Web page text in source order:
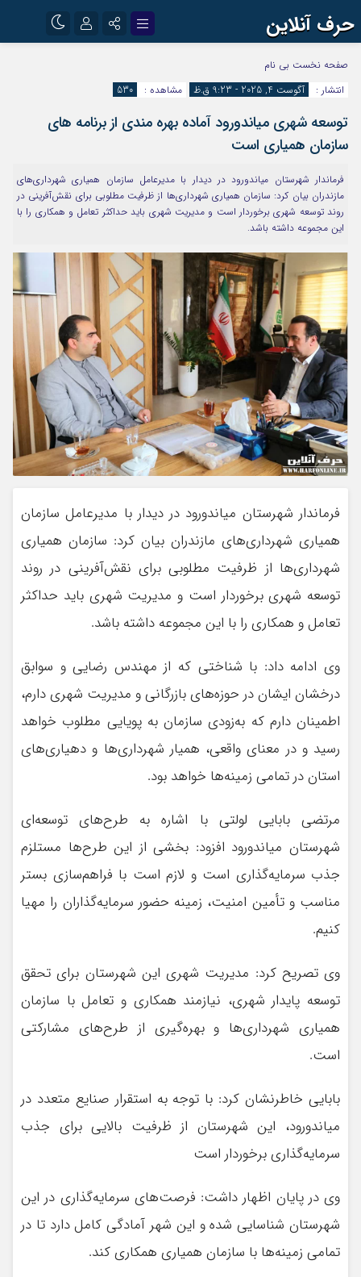
حرف آنلاین
اینستاگرام
آپارات
رمز عبور
مرا به خاطر بسپار
صفحه نخست بی نام
انتشار :
آگوست 4, 2025 - 9:23 ق.ظ مشاهده : 530
توسعه شهری میاندورود آماده بهره مندی از برنامه های
سازمان همیاری است
فرماندار شهرستان میاندورود در دیدار با مدیرعامل سازمان همیاری شهرداری‌های
مازندران بیان کرد: سازمان همیاری شهرداری‌ها از ظرفیت مطلوبی برای نقش‌آفرینی در
روند توسعه شهری برخوردار است و مدیریت شهری باید حداکثر تعامل و همکاری را با
این مجموعه داشته باشد.
فرماندار شهرستان میاندورود در دیدار با مدیرعامل سازمان
همیاری شهرداری‌های مازندران بیان کرد: سازمان همیاری
شهرداری‌ها از ظرفیت مطلوبی برای نقش‌آفرینی در روند
توسعه شهری برخوردار است و مدیریت شهری باید حداکثر
تعامل و همکاری را با این مجموعه داشته باشد.
وی ادامه داد: با شناختی که از مهندس رضایی و سوابق
درخشان ایشان در حوزه‌های بازرگانی و مدیریت شهری دارم،
اطمینان دارم که به‌زودی سازمان به پویایی مطلوب خواهد
رسید و در معنای واقعی، همیار شهرداری‌ها و دهیاری‌های
استان در تمامی زمینه‌ها خواهد بود.
مرتضی بابایی لولتی با اشاره به طرح‌های توسعه‌ای
شهرستان میاندورود افزود: بخشی از این طرح‌ها مستلزم
جذب سرمایه‌گذاری است و لازم است با فراهم‌سازی بستر
مناسب و تأمین امنیت، زمینه حضور سرمایه‌گذاران را مهیا
کنیم.
وی تصریح کرد: مدیریت شهری این شهرستان برای تحقق
توسعه پایدار شهری، نیازمند همکاری و تعامل با سازمان
همیاری شهرداری‌ها و بهره‌گیری از طرح‌های مشارکتی
است.
بابایی خاطرنشان کرد: با توجه به استقرار صنایع متعدد در
میاندورود، این شهرستان از ظرفیت بالایی برای جذب
سرمایه‌گذاری برخوردار است
وی در پایان اظهار داشت: فرصت‌های سرمایه‌گذاری در این
شهرستان شناسایی شده و این شهر آمادگی کامل دارد تا در
تمامی زمینه‌ها با سازمان همیاری همکاری کند.